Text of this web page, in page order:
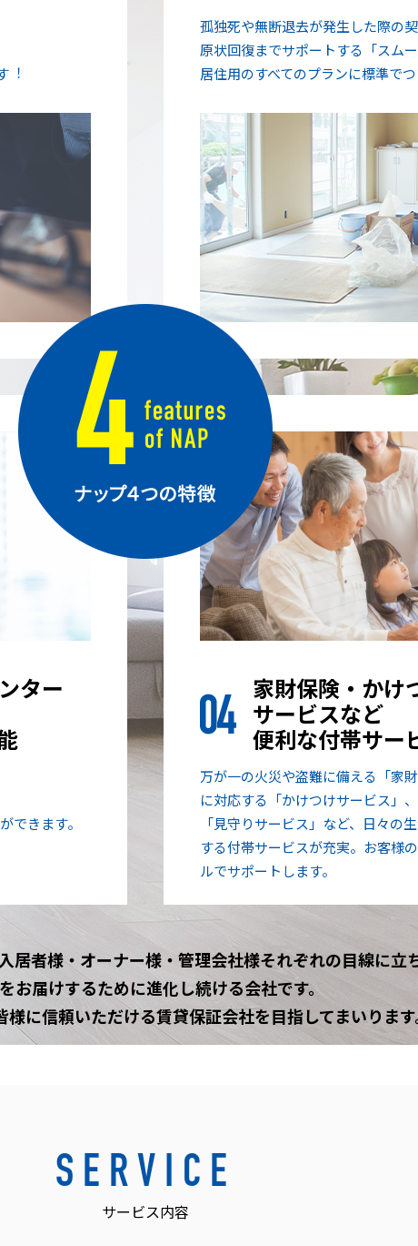
︕
孤独死や無断退去が発生した際の
原状回復までサポートする「スム
居住用のすべてのプランに標準でつ
ター
できます。
家財保険・かけ
サービスなど
便利な付帯サー
万が一の火災や盗難に備える「家
に対応する「かけつけサービス」
「見守りサービス」など、日々の
する付帯サービスが充実。お客様
ルでサポートします。
入居者様・オーナー様・管理会社様それぞれの目線に立ち
お届けするために進化し続ける会社です。
信頼いただける賃貸保証会社を目指してまいります
SERVICE
サービス内容